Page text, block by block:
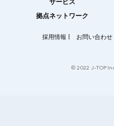
サービス
拠点ネットワーク
採用情報 お問い合わせ
© 2022 J-TOP